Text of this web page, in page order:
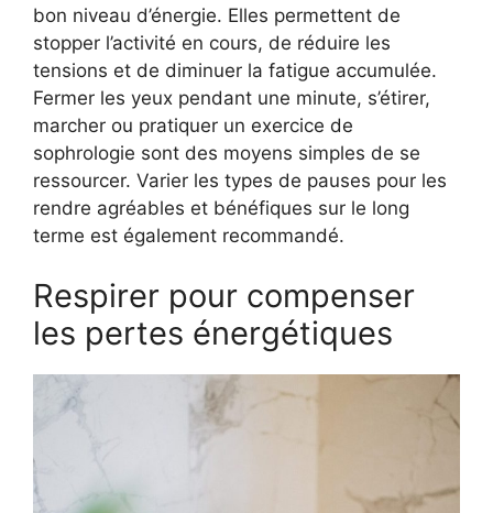
bon niveau d’énergie. Elles permettent de
stopper l’activité en cours, de réduire les
tensions et de diminuer la fatigue accumulée.
Fermer les yeux pendant une minute, s’étirer,
marcher ou pratiquer un exercice de
sophrologie sont des moyens simples de se
ressourcer. Varier les types de pauses pour les
rendre agréables et bénéfiques sur le long
terme est également recommandé.
Respirer pour compenser
les pertes énergétiques